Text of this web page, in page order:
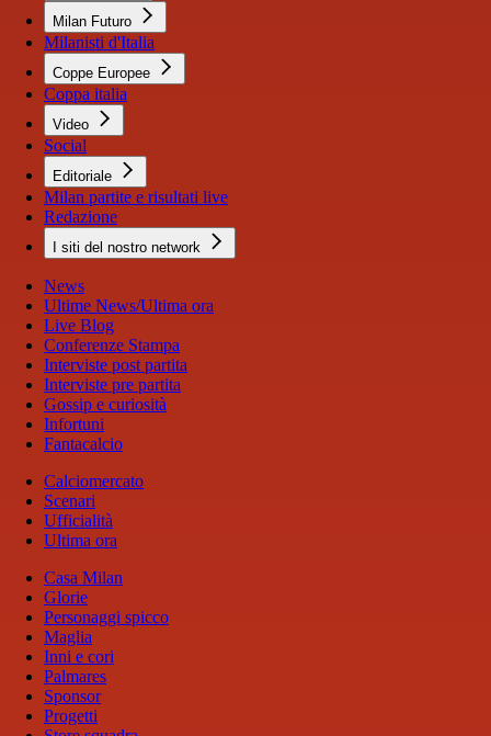
Milan Futuro
Milanisti d'Italia
Coppe Europee
Coppa italia
Video
Social
Editoriale
Milan partite e risultati live
Redazione
I siti del nostro network
News
Ultime News/Ultima ora
Live Blog
Conferenze Stampa
Interviste post partita
Interviste pre partita
Gossip e curiosità
Infortuni
Fantacalcio
Calciomercato
Scenari
Ufficialità
Ultima ora
Casa Milan
Glorie
Personaggi spicco
Maglia
Inni e cori
Palmares
Sponsor
Progetti